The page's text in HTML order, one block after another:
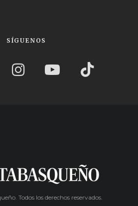
SÍGUENOS
Todos los derechos reservados.